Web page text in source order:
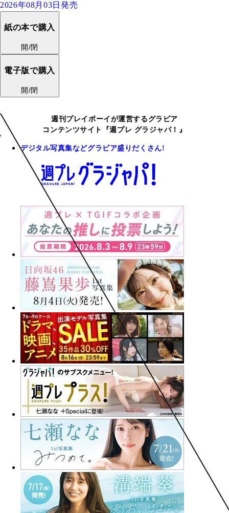
2026年08月03日発売
紙の本で購入
開/閉
電子版で購入
開/閉
週刊プレイボーイが運営するグラビア
コンテンツサイト『週プレ グラジャパ！』
デジタル写真集などグラビア盛りだくさん!